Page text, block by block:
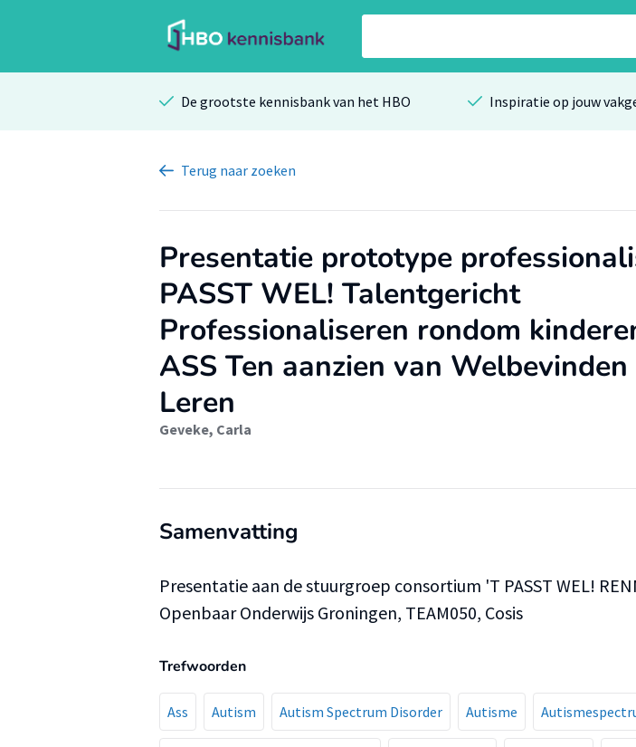
De grootste kennisbank van het HBO Inspiratie op jouw
Terug naar zoeken
Presentatie prototype
PASST WEL! Talentgericht
Professionaliseren rondom
ASS Ten aanzien van Welbevinden
Leren
Geveke, Carla
Samenvatting
Presentatie aan de stuurgroep consortium 'T PASST WEL!
Openbaar Onderwijs Groningen, TEAM050, Cosis
Trefwoorden
Ass Autism Autism Spectrum Disorder Autisme